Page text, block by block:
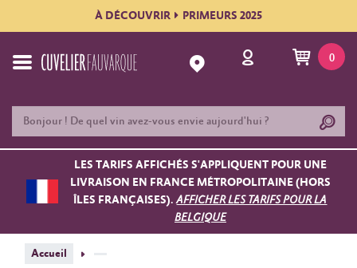
À DÉCOUVRIR PRIMEURS 2025
0
LES TARIFS AFFICHÉS S'APPLIQUENT POUR UNE
LIVRAISON EN FRANCE MÉTROPOLITAINE (HORS
ÎLES FRANÇAISES).AFFICHER LES TARIFS POUR LA
BELGIQUE
Accueil